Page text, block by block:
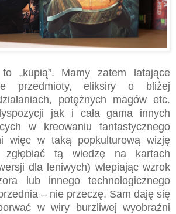
„kupią”. Mamy zatem latające
przedmioty, eliksiry o bliżej
potężnych magów etc.
jak i cała gama innych
w kreowaniu fantastycznego
więc w taką popkulturową wizję
zgłębiać tą wiedzę na kartach
dla leniwych) wlepiając wzrok
lub innego technologicznego
– nie przeczę. Sam daję się
w wiry burzliwej wyobraźni